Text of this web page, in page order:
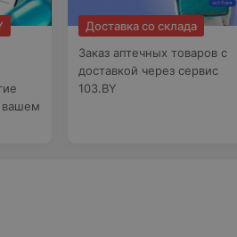
вашем
Доставка со склада
Заказ аптечных товаров с
доставкой через сервис
103.BY